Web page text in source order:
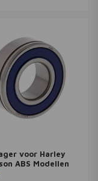
voor Harley
ABS Modellen